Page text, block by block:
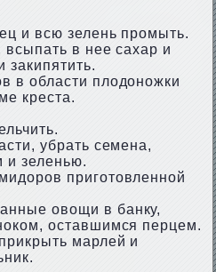
и всю зелень промыть.
в нее сахар и
закипятить.
в области плодоножки
креста.
убрать семена,
и зеленью.
приготовленной
овощи в банку,
оставшимся перцем.
марлей и